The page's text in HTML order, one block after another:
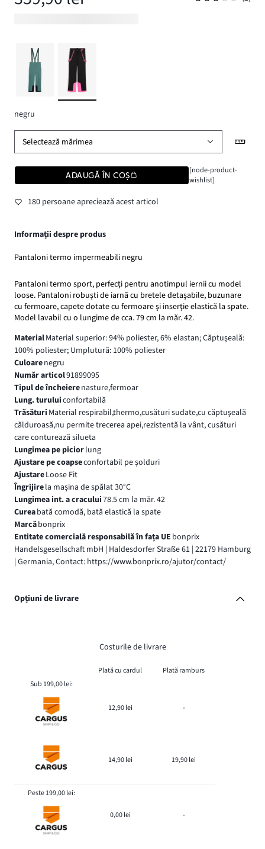
negru
Selectează mărimea
ADAUGĂ ÎN COȘ
[node-product-
wishlist]
180 persoane apreciează acest articol
Informații despre produs
Pantaloni termo impermeabili negru
Pantaloni termo sport, perfecţi pentru anotimpul iernii cu model
loose. Pantaloni robuşti de iarnă cu bretele detaşabile, buzunare
cu fermoare, capete dotate cu fermoare şi inserţie elastică la spate.
Model lavabil cu o lungime de cca. 79 cm la măr. 42.
MaterialMaterial superior: 94% poliester, 6% elastan; Căptuşeală:
100% poliester; Umplutură: 100% poliester
Culoarenegru
Număr articol91899095
Tipul de încheierenasture,fermoar
Lung. turuluiconfortabilă
Trăsături Material respirabil,thermo,cusături sudate,cu căptuşeală
călduroasă,nu permite trecerea apei,rezistentă la vânt, cusături
care conturează silueta
Lungimea pe piciorlung
Ajustare pe coapseconfortabil pe șolduri
AjustareLoose Fit
Îngrijirela maşina de spălat 30°C
Lungimea int. a cracului78.5 cm la măr. 42
Cureabată comodă, bată elastică la spate
Marcăbonprix
Entitate comercială responsabilă în fața UE bonprix
Handelsgesellschaft mbH | Haldesdorfer Straße 61 | 22179 Hamburg
| Germania, Contact: https://www.bonprix.ro/ajutor/contact/
Opțiuni de livrare
Costurile de livrare
Plată cu cardul
Plată ramburs
Sub 199,00 lei:
12,90 lei -
14,90 lei 19,90 lei
Peste 199,00 lei:
0,00 lei -